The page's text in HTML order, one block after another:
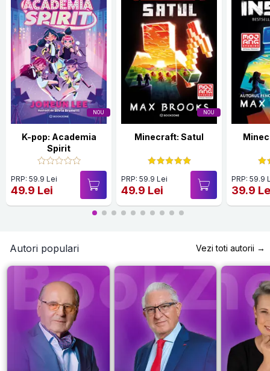
NOU
K-pop: Academia
Spirit
PRP: 59.9 Lei
49.9 Lei
NOU
Minecraft: Satul
PRP: 59.9 Lei
49.9 Lei
PRP: 59.9
39.9
Autori populari Vezi toti autorii →